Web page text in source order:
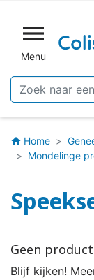

Menu
home Home
Mondelinge
Geen
Blijf kijken!